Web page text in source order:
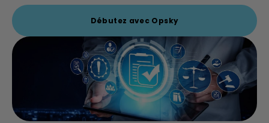
Débutez avec Opsky